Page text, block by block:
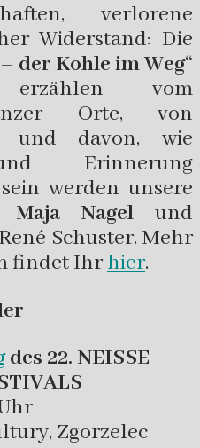
verlorene
Widerstand: Die
der Kohle im Weg“
erzählen vom
Orte, von
und davon, wie
Erinnerung
werden unsere
Maja Nagel und
Schuster. Mehr
findet Ihrhier.
des 22. NEISSE
Zgorzelec